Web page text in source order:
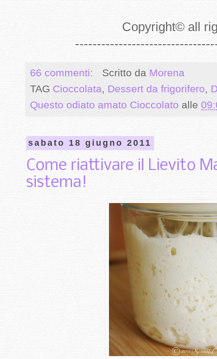
Copyright© all
66 commenti: Scritto da Morena
TAG Cioccolata, Dessert da frigorifero,
Questo odiato amato Cioccolato alle
sabato 18 giugno 2011
Come riattivare il Lievito
sistema!